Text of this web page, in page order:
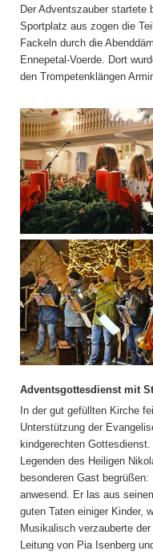
Der Adventszauber startete
Sportplatz aus zogen die
Fackeln durch die
Ennepetal-Voerde. Dort
den Trompetenklängen
Adventsgottesdienst mit
In der gut gefüllten Kirche
Unterstützung der
kindgerechten
Legenden des Heiligen
besonderen Gast
anwesend. Er las aus
guten Taten einiger Kinder,
Musikalisch verzauberte
Leitung von Pia Isenberg